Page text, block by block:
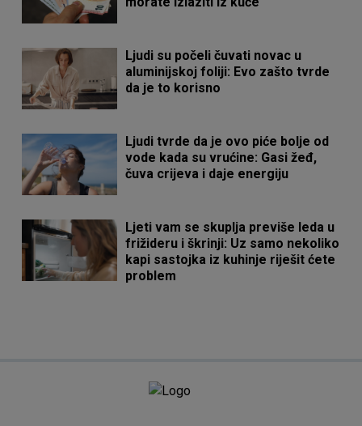
Ljudi su počeli čuvati novac u
aluminijskoj foliji: Evo zašto tvrde
da je to korisno
Ljudi tvrde da je ovo piće bolje od
vode kada su vrućine: Gasi žeđ,
čuva crijeva i daje energiju
Ljeti vam se skuplja previše leda u
frižideru i škrinji: Uz samo nekoliko
kapi sastojka iz kuhinje riješit ćete
problem